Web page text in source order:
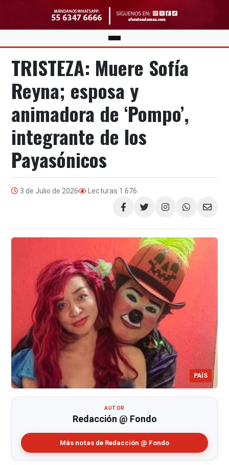
TRISTEZA: Muere Sofía
Reyna; esposa y
animadora de ‘Pompo’,
integrante de los
Payasónicos
3 de Julio de 2026 Lecturas 1.676
Compartir
PAÍS
AUTOR
Redacción @ Fondo
Más notas de Redacción @ Fondo